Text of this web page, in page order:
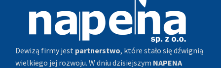
Dewizą firmy jest partnerstwo, które stało się dźwignią
wielkiego jej rozwoju. W dniu dzisiejszym NAPENA